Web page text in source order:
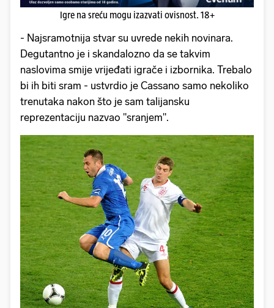
Igre na sreću mogu izazvati ovisnost. 18+
- Najsramotnija stvar su uvrede nekih novinara.
Degutantno je i skandalozno da se takvim
naslovima smije vrijeđati igrače i izbornika. Trebalo
bi ih biti sram - ustvrdio je Cassano samo nekoliko
trenutaka nakon što je sam talijansku
reprezentaciju nazvao "sranjem".